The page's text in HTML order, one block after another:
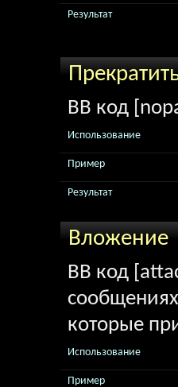
Результат
BB код
Использование
Пример
Результат
Вложение
BB код
которые
Использование
Пример